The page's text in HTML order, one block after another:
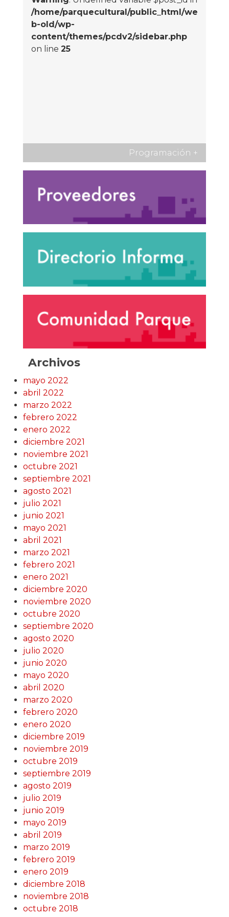
/home/parquecultural/public_html/we
b-old/wp-
content/themes/pcdv2/sidebar.php
on line 25
Programación +
Archivos
mayo 2022
abril 2022
marzo 2022
febrero 2022
enero 2022
diciembre 2021
noviembre 2021
octubre 2021
septiembre 2021
agosto 2021
julio 2021
junio 2021
mayo 2021
abril 2021
marzo 2021
febrero 2021
enero 2021
diciembre 2020
noviembre 2020
octubre 2020
septiembre 2020
agosto 2020
julio 2020
junio 2020
mayo 2020
abril 2020
marzo 2020
febrero 2020
enero 2020
diciembre 2019
noviembre 2019
octubre 2019
septiembre 2019
agosto 2019
julio 2019
junio 2019
mayo 2019
abril 2019
marzo 2019
febrero 2019
enero 2019
diciembre 2018
noviembre 2018
octubre 2018